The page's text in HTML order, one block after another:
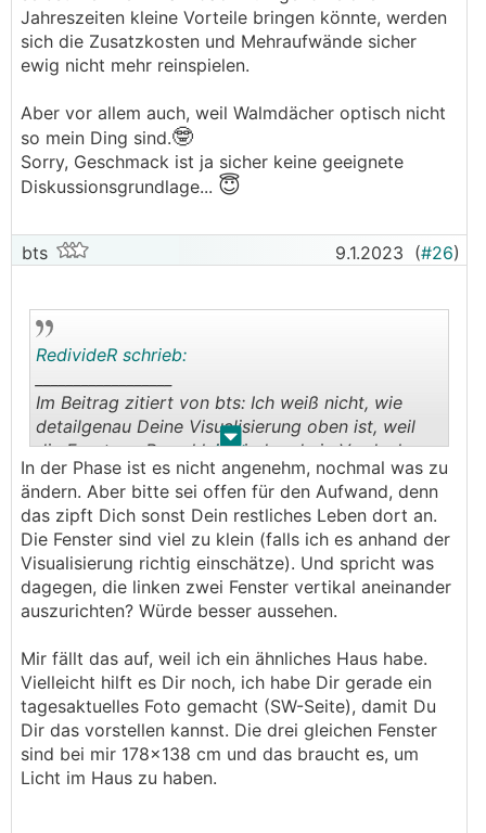
Schattensimulationen im PVSOL anschaue, ist die
Einstrahlung doch eher bescheiden...
• Dach Nord hab ich vorerst mal ausgeklammert, da
man ja später immer noch erweitern)
Noch ein paar Kontextinfos, die vermutlich relevant
sind:
• Elektroauto vorerst nicht, aber evtl. in den
nächsten Jahren
• Belegung der Pergolaüberdachung kommt nicht in
Frage, da voraussichtlich nicht massiv (hab ich nur in
den Plan aufgenommen, um die Verschattung zu
Bin sehr gespannt auf eure Meinungen!
Jahreszeiten kleine Vorteile bringen könnte, werden
sich die Zusatzkosten und Mehraufwände sicher
ewig nicht mehr reinspielen.
Aber vor allem auch, weil Walmdächer optisch nicht
so mein Ding sind.🤓
Sorry, Geschmack ist ja sicher keine geeignete
Diskussionsgrundlage... 😇
bts 9.1.2023 (#26)
. .
RedivideR schrieb:
Im Beitrag zitiert von bts: Ich weiß nicht, wie
detailgenau Deine Visualisierung oben ist, weil
die Fenster z.B. zu klein sind und ein Vordach
eingezeichnet ist. Willst das Dach wirklich
machen? Denn ein Balkon könnte stattdessen
dort auch als Vordach dienen
Alle Maße vom Haus sind maßstabgetreu, auch
die Fenstergrößen und -Positionen, nur die Maße
der Nachbarhäuser sind geschätzt. Das Vordach
steht nur mal als Platzhalter für eine mögliche
Fensterposition sind schon fix, da kann ich nix
mehr ändern, Balkon kommt auch nicht in Frage.
In der Phase ist es nicht angenehm, nochmal was zu
ändern. Aber bitte sei offen für den Aufwand, denn
das zipft Dich sonst Dein restliches Leben dort an.
Die Fenster sind viel zu klein (falls ich es anhand der
Visualisierung richtig einschätze). Und spricht was
dagegen, die linken zwei Fenster vertikal aneinander
auszurichten? Würde besser aussehen.
Mir fällt das auf, weil ich ein ähnliches Haus habe.
Vielleicht hilft es Dir noch, ich habe Dir gerade ein
tagesaktuelles Foto gemacht (SW-Seite), damit Du
Dir das vorstellen kannst. Die drei gleichen Fenster
sind bei mir 178x138 cm und das braucht es, um
Licht im Haus zu haben.